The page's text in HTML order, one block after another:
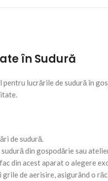
în Sudură
lucrările de sudură în
de sudură.
din gospodărie sau
din acest aparat o alegere
de aerisire, asigurând o